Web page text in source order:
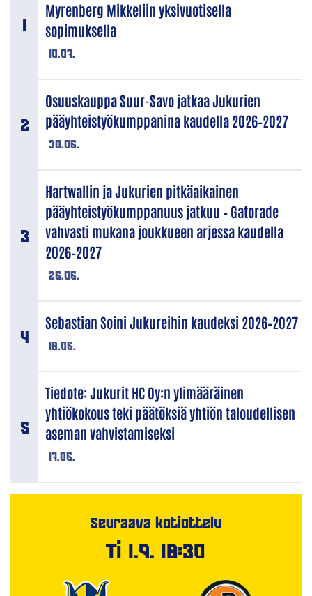
10.07.
Myrenberg Mikkeliin yksivuotisella
sopimuksella
30.06.
Osuuskauppa Suur-Savo jatkaa Jukurien
pääyhteistyökumppanina kaudella 2026–2027
26.06.
Hartwallin ja Jukurien pitkäaikainen
pääyhteistyökumppanuus jatkuu – Gatorade
vahvasti mukana joukkueen arjessa kaudella
2026–2027
18.06.
Sebastian Soini Jukureihin kaudeksi 2026–2027
17.06.
Tiedote: Jukurit HC Oy:n ylimääräinen
yhtiökokous teki päätöksiä yhtiön taloudellisen
aseman vahvistamiseksi
Seuraava kotiottelu
Ti 1.9. 18:30